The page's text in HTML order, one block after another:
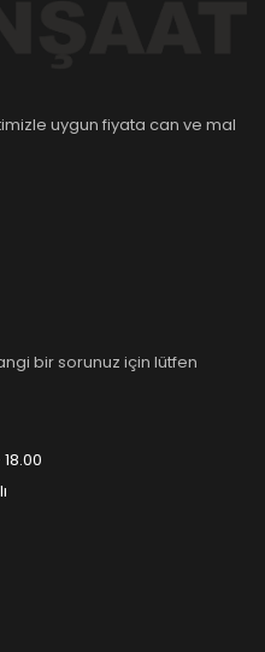
uygun fiyata can ve mal
bir sorunuz için lütfen